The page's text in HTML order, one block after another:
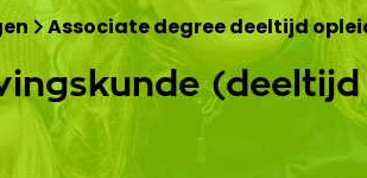
Associate degree deeltijd
(deeltijd